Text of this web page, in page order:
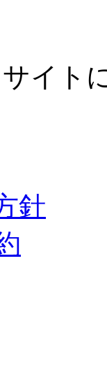
サイト
針